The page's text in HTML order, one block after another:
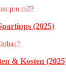
(2025)
& Kosten